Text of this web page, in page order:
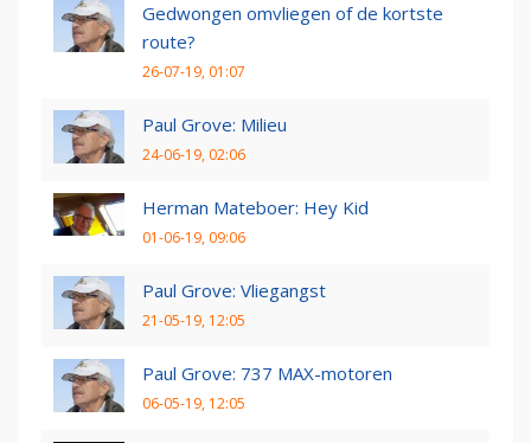
Gedwongen omvliegen of de kortste
route?
26-07-19, 01:07
Paul Grove: Milieu
24-06-19, 02:06
Herman Mateboer: Hey Kid
01-06-19, 09:06
Paul Grove: Vliegangst
21-05-19, 12:05
Paul Grove: 737 MAX-motoren
06-05-19, 12:05